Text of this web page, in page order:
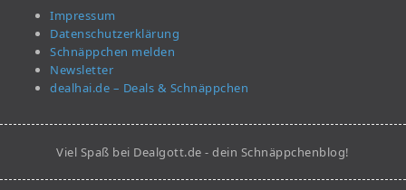
Impressum
Datenschutzerklärung
Schnäppchen melden
Newsletter
dealhai.de – Deals & Schnäppchen
Viel Spaß bei Dealgott.de - dein Schnäppchenblog!